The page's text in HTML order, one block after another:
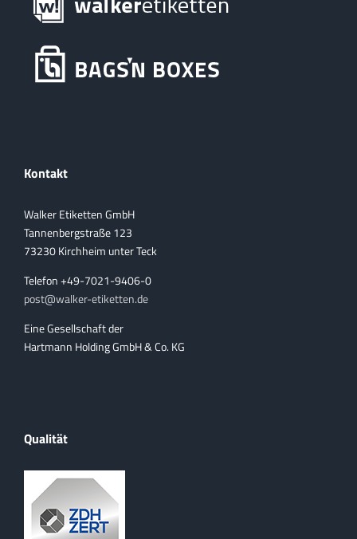
Kontakt
Walker Etiketten GmbH
Tannenbergstraße 123
73230 Kirchheim unter Teck
Telefon +49-7021-9406-0
post@walker-etiketten.de
Eine Gesellschaft der
Hartmann Holding GmbH & Co. KG
Qualität